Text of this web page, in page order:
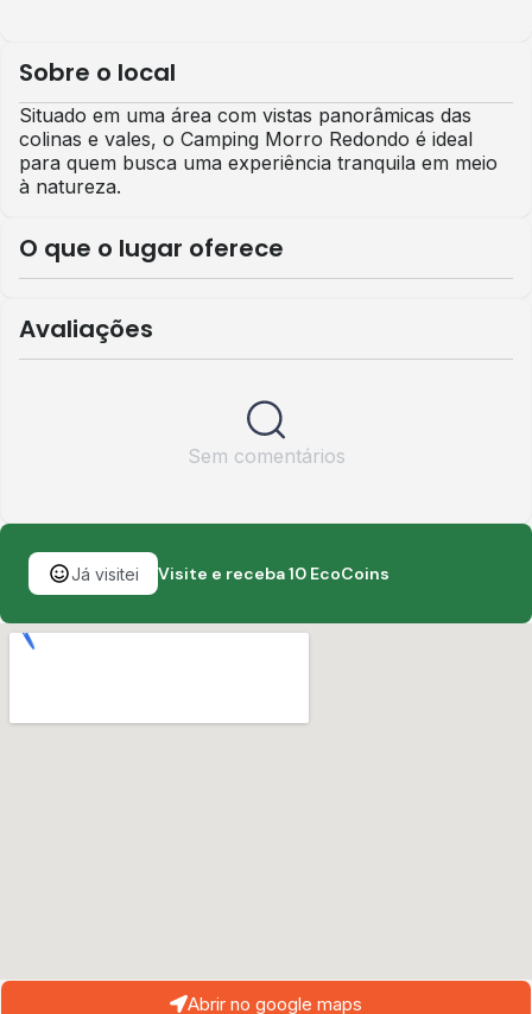
Sobre o local
Situado em uma área com vistas panorâmicas das
colinas e vales, o Camping Morro Redondo é ideal
para quem busca uma experiência tranquila em meio
à natureza.
O que o lugar oferece
Avaliações
Sem comentários
Já visitei Visite e receba 10 EcoCoins
Abrir no google maps